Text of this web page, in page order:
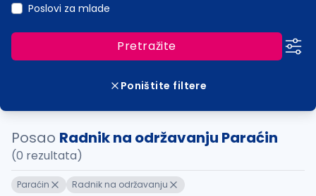
Poslovi za mlade
Pretražite
Poništite filtere
Posao Radnik na održavanju Paraćin
(0 rezultata)
Paraćin Radnik na održavanju